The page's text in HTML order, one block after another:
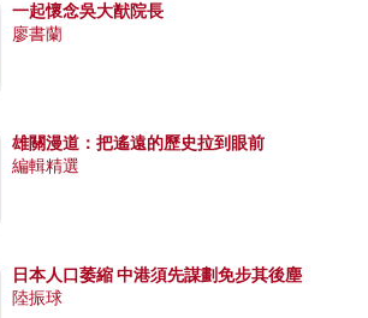
一起懷念吳大猷院長
廖書蘭
雄關漫道：把遙遠的歷史拉到眼前
編輯精選
日本人口萎縮 中港須先謀劃免步其後塵
陸振球